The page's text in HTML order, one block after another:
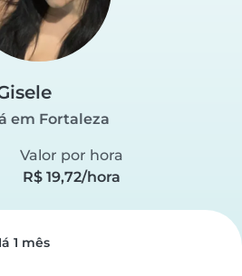
em Fortaleza
Valor por hora
R$ 19,72/hora
1 mês